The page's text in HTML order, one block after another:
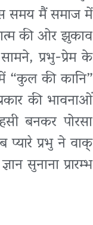
समय मैं समाज में
की ओर झुकाव
प्रभु-प्रेम के
“कुल की कानि”
की भावनाओं
बनकर पोरसा
प्रभु ने वाक्
सुनाना प्रारम्भ